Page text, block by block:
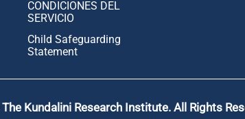
CONDICIONES DEL
SERVICIO
Child Safeguarding
Statement
The Kundalini Research Institute. All Rights